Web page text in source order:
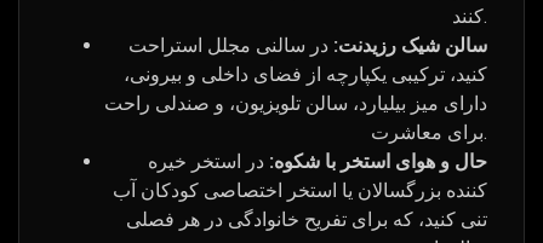
کنند.
سالن شیک رزیدنت: در سالنی مجلل استراحت
کنید، ترکیبی یکپارچه از فضای داخلی و بیرونی،
دارای میز بیلیارد، سالن تلویزیون، و صندلی راحت
برای معاشرت.
حال و هوای استخر با شکوه: در استخر خیره
کننده بزرگسالان یا استخر اختصاصی کودکان آب
تنی کنید، که برای تفریح ​​خانوادگی در هر فصلی